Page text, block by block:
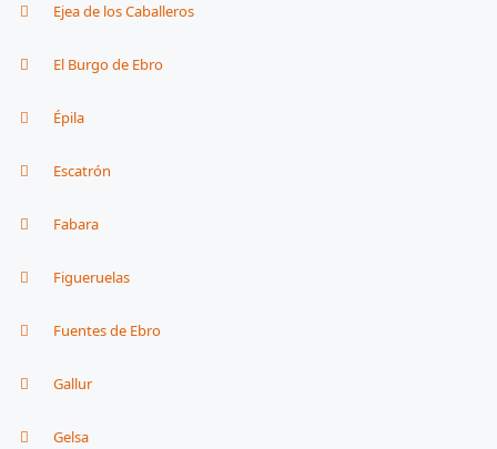
Ejea de los Caballeros
El Burgo de Ebro
Épila
Escatrón
Fabara
Figueruelas
Fuentes de Ebro
Gallur
Gelsa